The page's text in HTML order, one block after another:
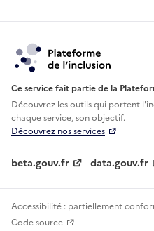
Ce service fait partie de la
Découvrez les outils qui portent
chaque service, son objectif.
Découvrez nos services
beta.gouv.fr data.gouv.fr
Accessibilité : partiellement
Code source